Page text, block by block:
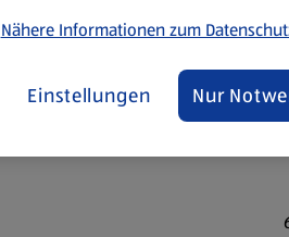
Nähere Informationen zum
Einstellungen Nur